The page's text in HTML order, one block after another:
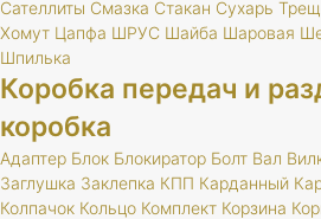
Сателлиты Смазка Стакан Сухарь
Хомут Цапфа ШРУС Шайба Шаровая
Шпилька
Коробка передач и
коробка
Адаптер Блок Блокиратор Болт Вал
Заглушка Заклепка КПП Карданный
Колпачок Кольцо Комплект Корзина